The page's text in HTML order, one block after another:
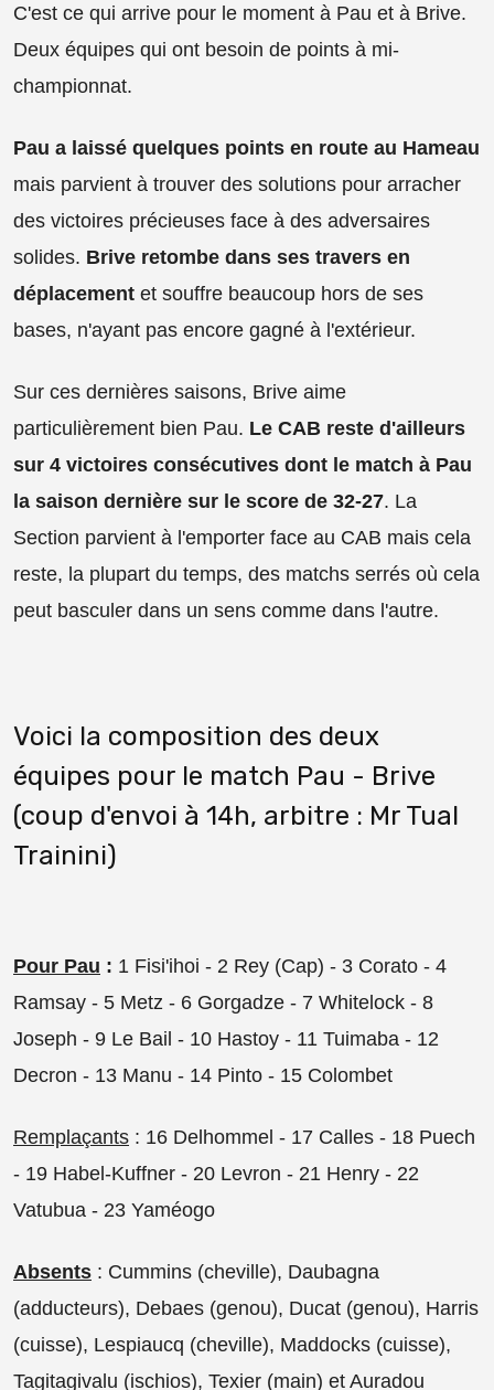
C'est ce qui arrive pour le moment à Pau et à Brive.
Deux équipes qui ont besoin de points à mi-
championnat.
Pau a laissé quelques points en route au Hameau
mais parvient à trouver des solutions pour arracher
des victoires précieuses face à des adversaires
solides. Brive retombe dans ses travers en
déplacement et souffre beaucoup hors de ses
bases, n'ayant pas encore gagné à l'extérieur.
Sur ces dernières saisons, Brive aime
particulièrement bien Pau. Le CAB reste d'ailleurs
sur 4 victoires consécutives dont le match à Pau
la saison dernière sur le score de 32-27. La
Section parvient à l'emporter face au CAB mais cela
reste, la plupart du temps, des matchs serrés où cela
peut basculer dans un sens comme dans l'autre.
Voici la composition des deux
équipes pour le match Pau - Brive
(coup d'envoi à 14h, arbitre : Mr Tual
Trainini)
Pour Pau : 1 Fisi'ihoi - 2 Rey (Cap) - 3 Corato - 4
Ramsay - 5 Metz - 6 Gorgadze - 7 Whitelock - 8
Joseph - 9 Le Bail - 10 Hastoy - 11 Tuimaba - 12
Decron - 13 Manu - 14 Pinto - 15 Colombet
Remplaçants : 16 Delhommel - 17 Calles - 18 Puech
- 19 Habel-Kuffner - 20 Levron - 21 Henry - 22
Vatubua - 23 Yaméogo
Absents : Cummins (cheville), Daubagna
(adducteurs), Debaes (genou), Ducat (genou), Harris
(cuisse), Lespiaucq (cheville), Maddocks (cuisse),
Tagitagivalu (ischios), Texier (main) et Auradou